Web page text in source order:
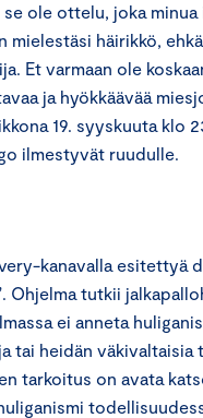
ole ottelu, joka
häirikkö,
Et varmaan ole
ja hyökkäävää
19. syyskuuta klo
ilmestyvät ruudulle.
kanavalla esitettyä
Ohjelma tutkii
ei anneta
tai heidän väkivaltaisia
tarkoitus on avata